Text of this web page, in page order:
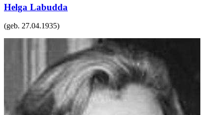
Helga Labudda
(geb. 27.04.1935)